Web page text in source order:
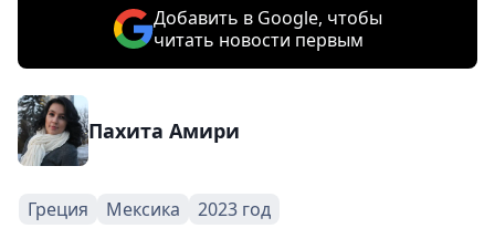
Добавить в Google, чтобы
читать новости первым
Пахита Амири
Греция Мексика 2023 год